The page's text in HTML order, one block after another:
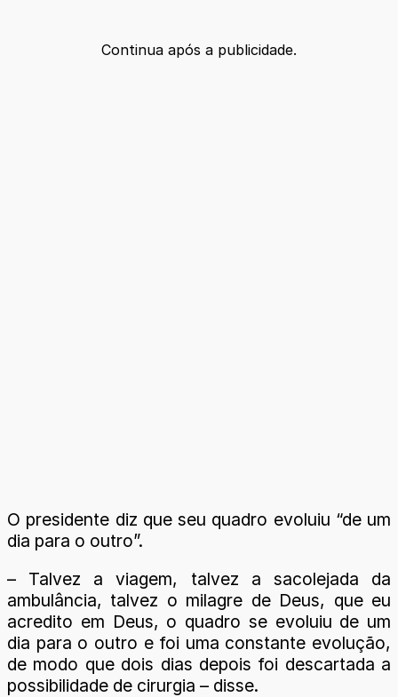
Continua após a publicidade.
O presidente diz que seu quadro evoluiu “de um
dia para o outro”.
– Talvez a viagem, talvez a sacolejada da
ambulância, talvez o milagre de Deus, que eu
acredito em Deus, o quadro se evoluiu de um
dia para o outro e foi uma constante evolução,
de modo que dois dias depois foi descartada a
possibilidade de cirurgia – disse.